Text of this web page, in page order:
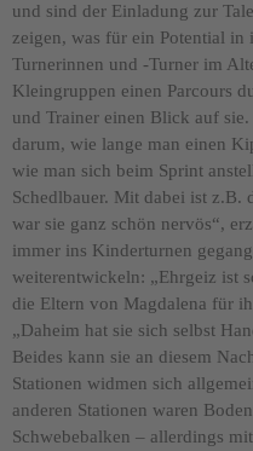
und sind der Einladung zur
zeigen, was für ein Potential in
Turnerinnen und -Turner im
Kleingruppen einen Parcours
und Trainer einen Blick auf
darum, wie lange man einen
wie man sich beim Sprint
Schedlbauer. Mit dabei ist z.B.
war sie ganz schön nervös“,
immer ins Kinderturnen
weiterentwickeln: „Ehrgeiz ist
die Eltern von Magdalena für
„Daheim hat sie sich selbst
Beides kann sie an diesem
Stationen widmen sich
anderen Stationen waren
Schwebebalken – allerdings